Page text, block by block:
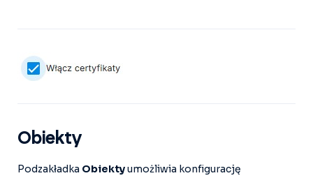
Obiekty
Podzakładka Obiektyumożliwia konfigurację